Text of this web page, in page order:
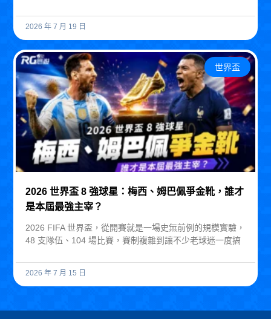
2026 年 7 月 19 日
世界盃
2026 世界盃 8 強球星：梅西、姆巴佩爭金靴，誰才
是本屆最強主宰？
2026 FIFA 世界盃，從開賽就是一場史無前例的規模實驗，
48 支隊伍、104 場比賽，賽制複雜到讓不少老球迷一度搞
2026 年 7 月 15 日